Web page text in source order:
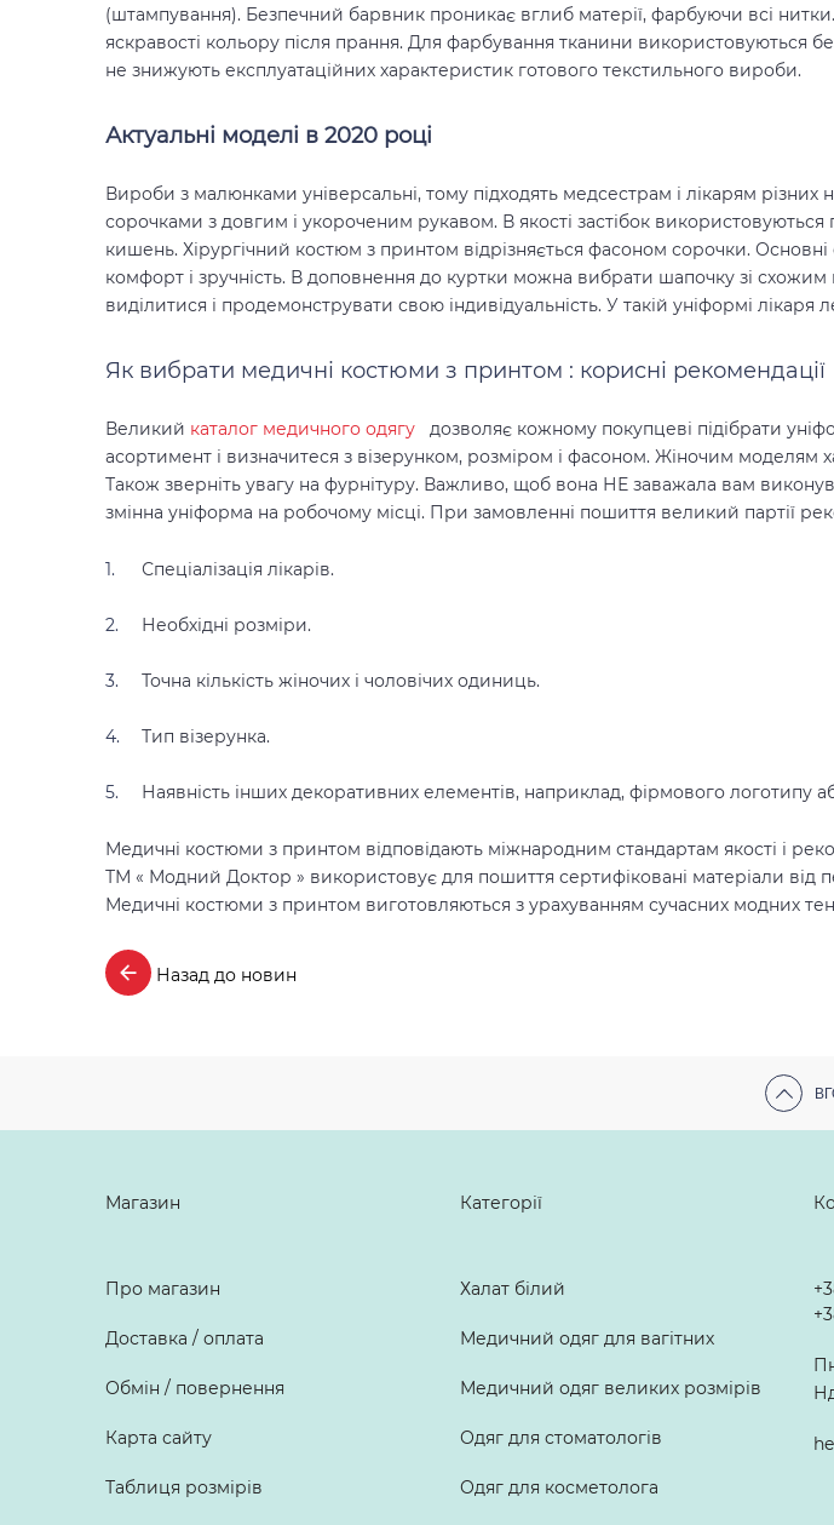
(штампування). Безпечний барвник проникає вглиб матерії, фарбуючи всі
яскравості кольору після прання. Для фарбування тканини використовуються
не знижують експлуатаційних характеристик готового текстильного вироби.
Актуальні моделі в 2020 році
Вироби з малюнками універсальні, тому підходять медсестрам і лікарям
сорочками з довгим і укороченим рукавом. В якості застібок
кишень. Хірургічний костюм з принтом відрізняється фасоном сорочки.
комфорт і зручність. В доповнення до куртки можна вибрати шапочку зі
виділитися і продемонструвати свою індивідуальність. У такій уніформі
Як вибрати медичні костюми з принтом : корисні рекомендації
Великий каталог медичного одягу
дозволяє кожному покупцеві підібрати
асортимент і визначитеся з візерунком, розміром і фасоном. Жіночим
Також зверніть увагу на фурнітуру. Важливо, щоб вона НЕ заважала вам
змінна уніформа на робочому місці. При замовленні пошиття великий партії
Спеціалізація лікарів.
Необхідні розміри.
Точна кількість жіночих і чоловічих одиниць.
Тип візерунка.
Наявність інших декоративних елементів, наприклад, фірмового логотипу
Медичні костюми з принтом відповідають міжнародним стандартам якості і
ТМ « Модний Доктор » використовує для пошиття сертифіковані матеріали від
Медичні костюми з принтом виготовляються з урахуванням сучасних модних
Назад до новин
Магазин
Про магазин
Доставка / оплата
Обмін / повернення
Карта сайту
Таблиця розмірів
Категорії
Халат білий
Медичний одяг для вагітних
Медичний одяг великих розмірів
Одяг для стоматологів
Одяг для косметолога